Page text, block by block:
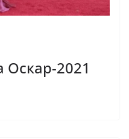
Оскар-2021